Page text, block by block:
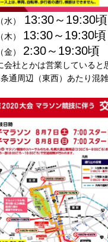
（水） 13:30～19:30頃
（木） 13:30～19:30頃
（金） 2:30～19:30頃
会社とかは営業していると
通周辺（東西）あたり混